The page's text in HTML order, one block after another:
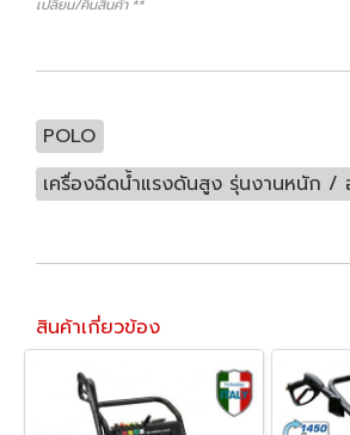
เปลี่ยน/คืนสินค้า **
POLO
เครื่องฉีดน้ำแรงดันสูง รุ่นงานหนัก /
สินค้าเกี่ยวข้อง